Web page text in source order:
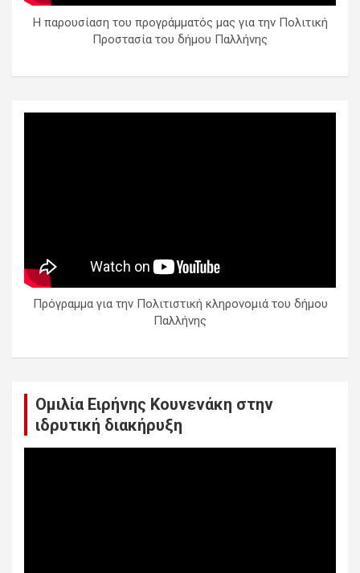
Η παρουσίαση του προγράμματός μας για την Πολιτική
Προστασία του δήμου Παλλήνης
Πρόγραμμα για την Πολιτιστική κληρονομιά του δήμου
Παλλήνης
Ομιλία Ειρήνης Κουνενάκη στην
ιδρυτική διακήρυξη